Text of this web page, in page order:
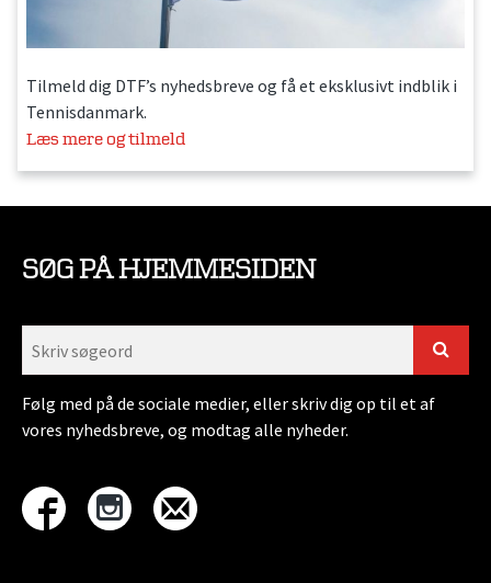
Tilmeld dig DTF’s nyhedsbreve og få et eksklusivt indblik i
Tennisdanmark.
Læs mere og tilmeld
SØG PÅ HJEMMESIDEN
Følg med på de sociale medier, eller skriv dig op til et af
vores nyhedsbreve, og modtag alle nyheder.